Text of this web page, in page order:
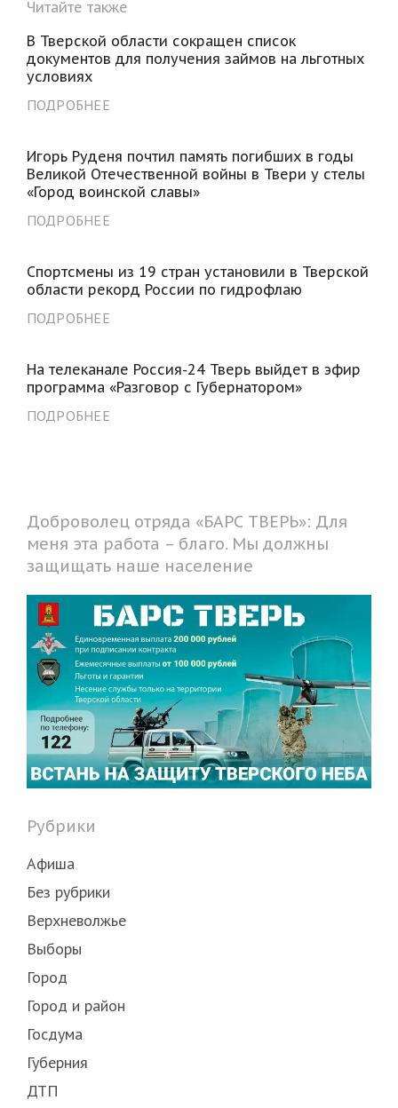
Читайте также
В Тверской области сокращен список
документов для получения займов на льготных
условиях
ПОДРОБНЕЕ
Игорь Руденя почтил память погибших в годы
Великой Отечественной войны в Твери у стелы
«Город воинской славы»
ПОДРОБНЕЕ
Спортсмены из 19 стран установили в Тверской
области рекорд России по гидрофлаю
ПОДРОБНЕЕ
На телеканале Россия-24 Тверь выйдет в эфир
программа «Разговор с Губернатором»
ПОДРОБНЕЕ
Доброволец отряда «БАРС ТВЕРЬ»: Для
меня эта работа – благо. Мы должны
защищать наше население
Рубрики
Афиша
Без рубрики
Верхневолжье
Выборы
Город
Город и район
Госдума
Губерния
ДТП